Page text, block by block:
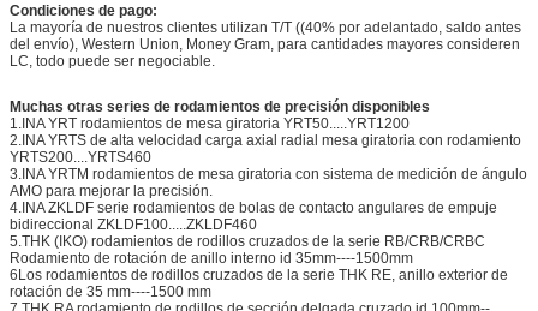
Condiciones de pago:
La mayoría de nuestros clientes utilizan T/T ((40% por adelantado, saldo antes
del envío), Western Union, Money Gram, para cantidades mayores consideren
LC, todo puede ser negociable.
Muchas otras series de rodamientos de precisión disponibles
1.INA YRT rodamientos de mesa giratoria YRT50.....YRT1200
2.INA YRTS de alta velocidad carga axial radial mesa giratoria con rodamiento
YRTS200....YRTS460
3.INA YRTM rodamientos de mesa giratoria con sistema de medición de ángulo
AMO para mejorar la precisión.
4.INA ZKLDF serie rodamientos de bolas de contacto angulares de empuje
bidireccional ZKLDF100.....ZKLDF460
5.THK (IKO) rodamientos de rodillos cruzados de la serie RB/CRB/CRBC
Rodamiento de rotación de anillo interno id 35mm----1500mm
6Los rodamientos de rodillos cruzados de la serie THK RE, anillo exterior de
rotación de 35 mm----1500 mm